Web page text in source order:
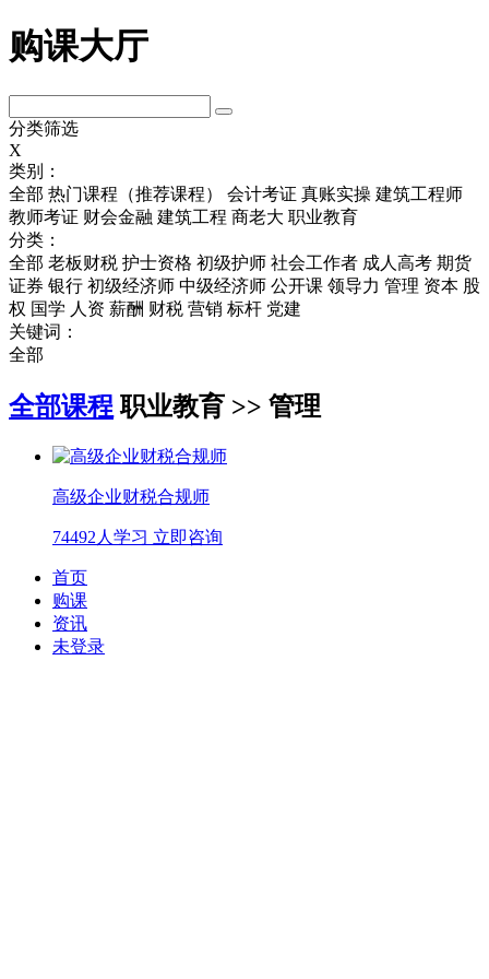
购课大厅
分类筛选
X
类别：
全部 热门课程（推荐课程） 会计考证 真账实操 建筑工程师
教师考证 财会金融 建筑工程 商老大 职业教育
分类：
全部 老板财税 护士资格 初级护师 社会工作者 成人高考 期货
证券 银行 初级经济师 中级经济师 公开课 领导力 管理 资本 股
权 国学 人资 薪酬 财税 营销 标杆 党建
关键词：
全部
全部课程 职业教育 >> 管理
高级企业财税合规师
74492人学习 立即咨询
首页
购课
资讯
未登录